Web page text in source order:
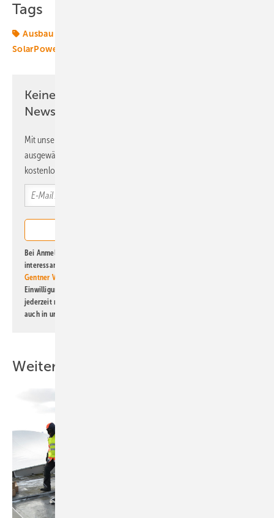
Tags
Ausbau
SolarPower Europe
Keine Zeit? Kein Problem mit dem ERE
Newsletter!
Mit unserem Newsletter erhalten Sie regelmäßig von uns
ausgewählte Informationen und Neuigkeiten, gebündelt und
kostenlos direkt ins Postfach.
Bei Anmeldung zu diesem Newsletter bin ich damit einverstanden, über
interessante Verlags- und Online-Angebote
Gentner Verlag GmbH & Co. KG
Einwilligung kann ich jederzeit widerrufen und eine Abmeldung ist
jederzeit möglich. Informationen zum Umgang mit Daten finden Sie
auch in unserer
Weitere Inhalte